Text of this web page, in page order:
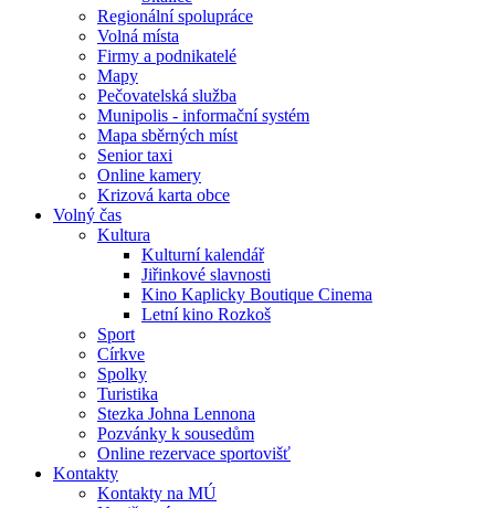
Regionální spolupráce
Volná místa
Firmy a podnikatelé
Mapy
Pečovatelská služba
Munipolis - informační systém
Mapa sběrných míst
Senior taxi
Online kamery
Krizová karta obce
Volný čas
Kultura
Kulturní kalendář
Jiřinkové slavnosti
Kino Kaplicky Boutique Cinema
Letní kino Rozkoš
Sport
Církve
Spolky
Turistika
Stezka Johna Lennona
Pozvánky k sousedům
Online rezervace sportovišť
Kontakty
Kontakty na MÚ